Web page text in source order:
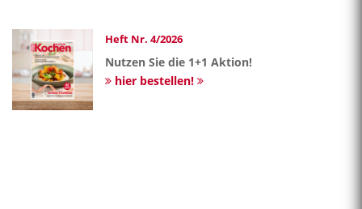
Heft Nr. 4/2026
Nutzen Sie die 1+1 Aktion!
hier bestellen!